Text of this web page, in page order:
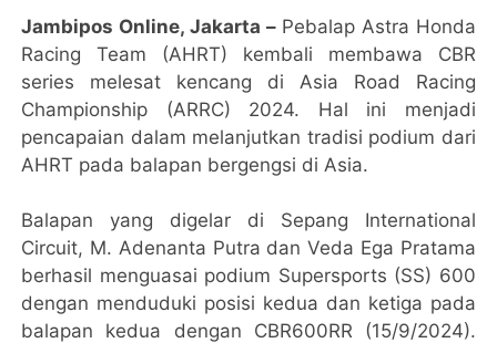
Jambipos Online, Jakarta – Pebalap Astra Honda
Racing Team (AHRT) kembali membawa CBR
series melesat kencang di Asia Road Racing
Championship (ARRC) 2024. Hal ini menjadi
pencapaian dalam melanjutkan tradisi podium dari
AHRT pada balapan bergengsi di Asia.
Balapan yang digelar di Sepang International
Circuit, M. Adenanta Putra dan Veda Ega Pratama
berhasil menguasai podium Supersports (SS) 600
dengan menduduki posisi kedua dan ketiga pada
balapan kedua dengan CBR600RR (15/9/2024).